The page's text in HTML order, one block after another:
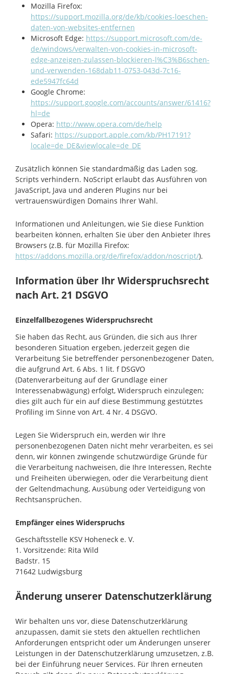
Mozilla Firefox:
https://support.mozilla.org/de/kb/cookies-loeschen-
daten-von-websites-entfernen
Microsoft Edge: https://support.microsoft.com/de-
de/windows/verwalten-von-cookies-in-microsoft-
edge-anzeigen-zulassen-blockieren-l%C3%B6schen-
und-verwenden-168dab11-0753-043d-7c16-
ede5947fc64d
Google Chrome:
https://support.google.com/accounts/answer/61416?
hl=de
Opera: http://www.opera.com/de/help
Safari: https://support.apple.com/kb/PH17191?
locale=de_DE&viewlocale=de_DE
Zusätzlich können Sie standardmäßig das Laden sog.
Scripts verhindern. NoScript erlaubt das Ausführen von
JavaScript, Java und anderen Plugins nur bei
vertrauenswürdigen Domains Ihrer Wahl.
Informationen und Anleitungen, wie Sie diese Funktion
bearbeiten können, erhalten Sie über den Anbieter Ihres
Browsers (z.B. für Mozilla Firefox:
https://addons.mozilla.org/de/firefox/addon/noscript/).
Information über Ihr Widerspruchsrecht
nach Art. 21 DSGVO
Einzelfallbezogenes Widerspruchsrecht
Sie haben das Recht, aus Gründen, die sich aus Ihrer
besonderen Situation ergeben, jederzeit gegen die
Verarbeitung Sie betreffender personenbezogener Daten,
die aufgrund Art. 6 Abs. 1 lit. f DSGVO
(Datenverarbeitung auf der Grundlage einer
Interessenabwägung) erfolgt, Widerspruch einzulegen;
dies gilt auch für ein auf diese Bestimmung gestütztes
Profiling im Sinne von Art. 4 Nr. 4 DSGVO.
Legen Sie Widerspruch ein, werden wir Ihre
personenbezogenen Daten nicht mehr verarbeiten, es sei
denn, wir können zwingende schutzwürdige Gründe für
die Verarbeitung nachweisen, die Ihre Interessen, Rechte
und Freiheiten überwiegen, oder die Verarbeitung dient
der Geltendmachung, Ausübung oder Verteidigung von
Rechtsansprüchen.
Empfänger eines Widerspruchs
Geschäftsstelle KSV Hoheneck e. V.
1. Vorsitzende: Rita Wild
Badstr. 15
71642 Ludwigsburg
Änderung unserer Datenschutzerklärung
Wir behalten uns vor, diese Datenschutzerklärung
anzupassen, damit sie stets den aktuellen rechtlichen
Anforderungen entspricht oder um Änderungen unserer
Leistungen in der Datenschutzerklärung umzusetzen, z.B.
bei der Einführung neuer Services. Für Ihren erneuten